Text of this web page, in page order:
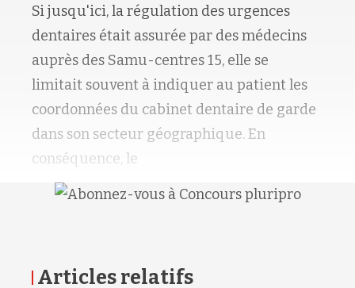
Si jusqu'ici, la régulation des urgences
dentaires était assurée par des médecins
auprès des Samu-centres 15, elle se
limitait souvent à indiquer au patient les
coordonnées du cabinet dentaire de garde
dans son secteur géographique. En
conséquence, le
Articles relatifs